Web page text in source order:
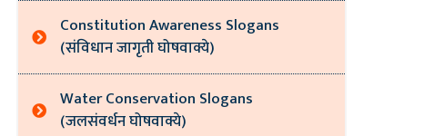
Constitution Awareness Slogans
(संविधान जागृती घोषवाक्ये)
Water Conservation Slogans
(जलसंवर्धन घोषवाक्ये)